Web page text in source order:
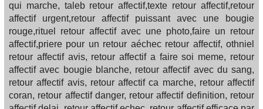
qui marche, taleb retour affectif,texte retour affectif,retour
affectif urgent,retour affectif puissant avec une bougie
rouge,rituel retour affectif avec une photo,faire un retour
affectif,priere pour un retour aéchec retour affectif, othniel
retour affectif avis, retour affectif a faire soi meme, retour
affectif avec bougie blanche, retour affectif avec du sang,
retour affectif avis, retour affectif ca marche, retour affectif
coran, retour affectif danger, retour affectif definition, retour